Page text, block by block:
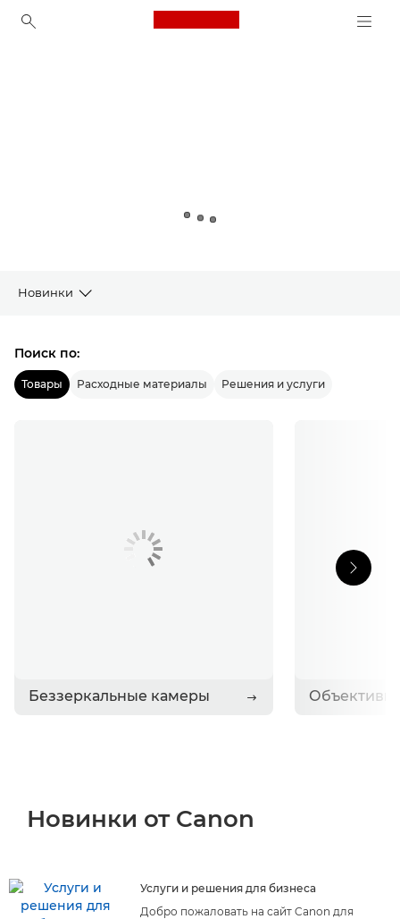
Canon Logo, back to
Новинки
Новинки от Canon
Поиск по:
Товары Расходные материалы Решения и услуги
Беззеркальные камеры Объективы
Новинки от Canon
Услуги и решения для бизнеса
Добро пожаловать на сайт Canon для